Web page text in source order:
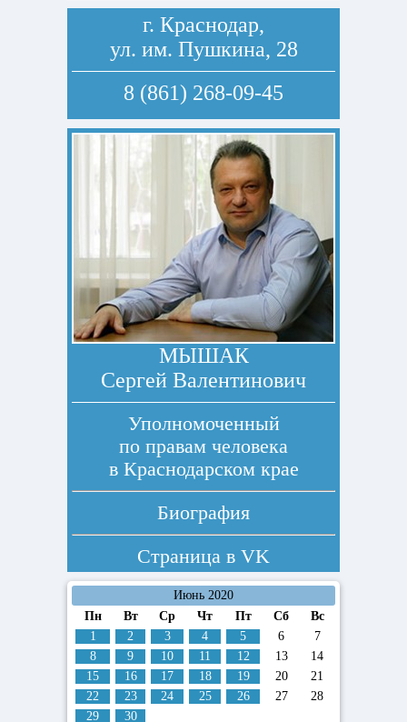
г. Краснодар,
ул. им. Пушкина, 28
8 (861) 268-09-45
МЫШАК
Сергей Валентинович
Уполномоченный
по правам человека
в Краснодарском крае
Биография
Страница в VK
Июнь 2020
Пн
Вт Ср Чт Пт Сб
Вс
1
2 3 4 5 6
7
8
9 10 11 12 13
14
15
16 17 18 19 20
21
22
23 24 25 26 27
28
29
30